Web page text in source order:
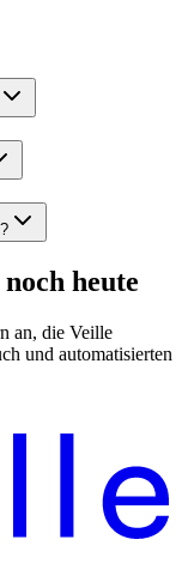
noch heute
an, die Veille
und automatisierten